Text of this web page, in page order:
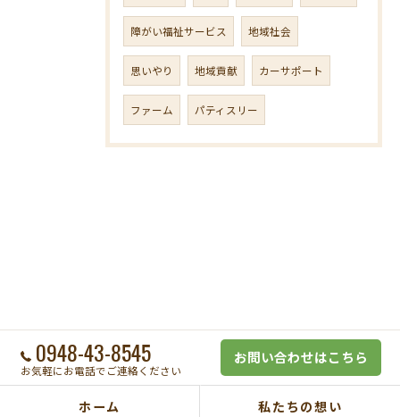
障がい福祉サービス 地域社会
思いやり 地域貢献 カーサポート
ファーム パティスリー
0948-43-8545
お気軽にお電話でご連絡ください
お問い合わせはこちら
ホーム 私たちの想い